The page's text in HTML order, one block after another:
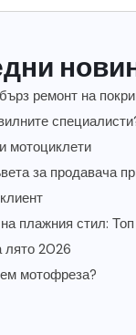
ремонт на
мотоциклети
за продавача
плажния стил:
лято 2026
мотофреза?